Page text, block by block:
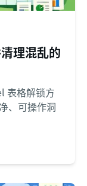
理混乱的
表格解锁方
、可操作洞